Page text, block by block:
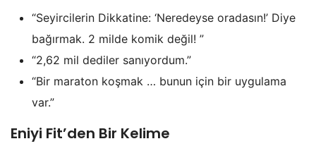
“Seyircilerin Dikkatine: ‘Neredeyse oradasın!’ Diye
bağırmak. 2 milde komik değil! ”
“2,62 mil dediler sanıyordum.”
“Bir maraton koşmak … bunun için bir uygulama
var.”
Eniyi Fit’den Bir Kelime